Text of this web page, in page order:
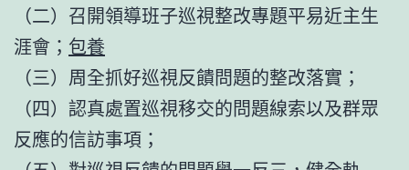
（二）召開領導班子巡視整改專題平易近主生
涯會； 包養
（三）周全抓好巡視反饋問題的整改落實；
（四）認真處置巡視移交的問題線索以及群眾
反應的信訪事項；